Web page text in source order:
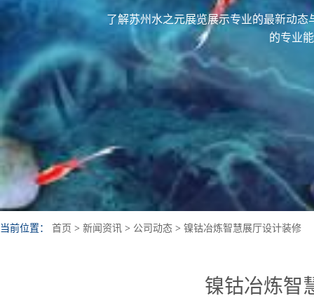
了解苏州水之元展览展示专业的最新动
的专业
当前位置： 首页 > 新闻资讯 > 公司动态 > 镍钴冶炼智慧展厅设计装修
镍钴冶炼智